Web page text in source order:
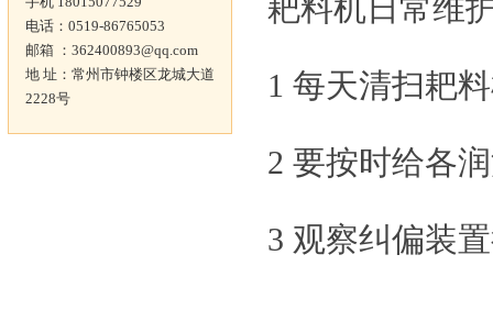
电话：0519-86765053
邮箱 ：362400893@qq.com
地 址：常州市钟楼区龙城大道
2228号
耙料机日常维
1 每天清扫耙
2 要按时给各
3 观察纠偏装